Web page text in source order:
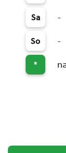
Sa -
So -
*